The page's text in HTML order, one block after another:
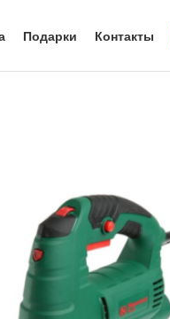
Подарки Контакты